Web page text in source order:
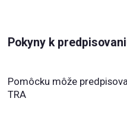
Pokyny k
Pomôcku môže predpisovať
TRA